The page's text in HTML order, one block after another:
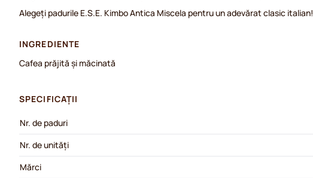
Alegeți padurile E.S.E. Kimbo Antica Miscela pentru un adevărat clasic italian!
INGREDIENTE
Cafea prăjită și măcinată
SPECIFICAȚII
Nr. de paduri
Nr. de unități
Mărci